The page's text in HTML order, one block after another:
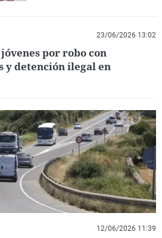
23/06/2026 13:02
por robo con
y detención ilegal en
12/06/2026 11:39